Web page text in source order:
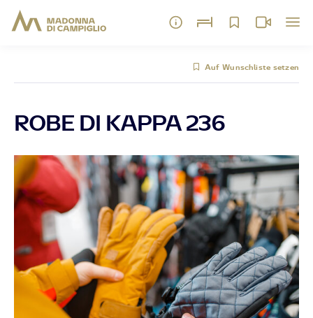
Auf Wunschliste setzen
ROBE DI KAPPA 236